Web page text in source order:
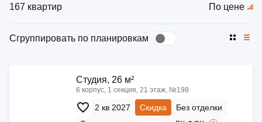
167 квартир
Сгруппировать по планировкам
По цене
Cтудия, 26 м²
6 корпус, 1 секция, 21 этаж, №198
2 кв 2027 Скидка
Без отделки